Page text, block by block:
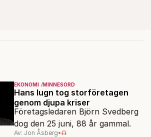
EKONOMI MINNESORD
Hans lugn tog storföretagen
genom djupa kriser
Företagsledaren Björn Svedberg
dog den 25 juni, 88 år gammal.
Av: Jon Åsberg•